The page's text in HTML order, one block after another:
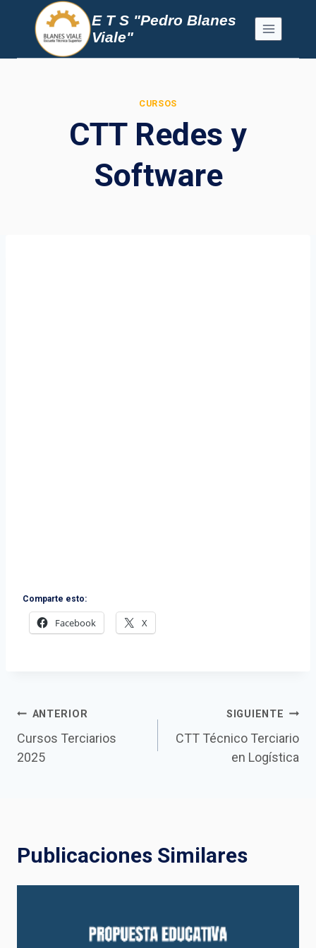
contenido
E T S "Pedro Blanes
Viale"
CURSOS
CTT Redes y
Software
Comparte esto:
Facebook X
Navegación
de
ANTERIOR
Cursos Terciarios
2025
SIGUIENTE
CTT Técnico Terciario
en Logística
Publicaciones Similares